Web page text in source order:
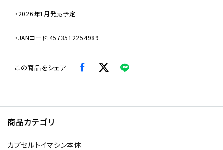
・2026年1月発売予定
・JANコード:4573512254989
この商品をシェア
商品カテゴリ
カプセルトイマシン本体